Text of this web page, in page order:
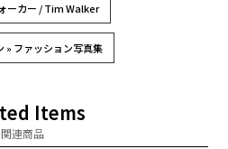
ーカー / Tim Walker
» ファッション写真集
Items
関連商品